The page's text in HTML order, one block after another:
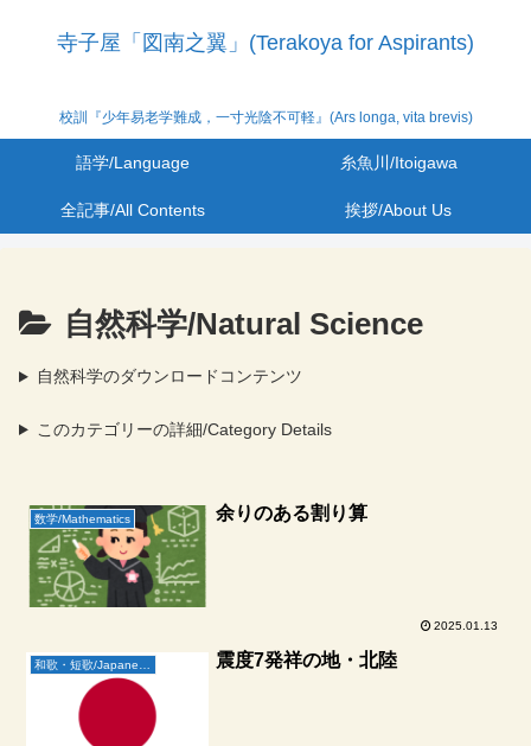
寺子屋「図南之翼」(Terakoya for Aspirants)
校訓『少年易老学難成，一寸光陰不可軽』(Ars longa, vita brevis)
語学/Language 糸魚川/Itoigawa
全記事/All Contents 挨拶/About Us
自然科学/Natural Science
自然科学のダウンロードコンテンツ
このカテゴリーの詳細/Category Details
数学/Mathematics 余りのある割り算
2025.01.13
和歌・短歌/Japanese Poetry 震度7発祥の地・北陸